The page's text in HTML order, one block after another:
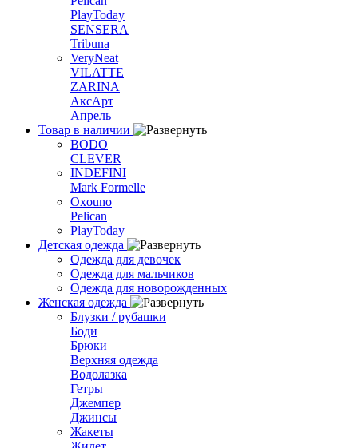
PlayToday
SENSERA
Tribuna
VeryNeat
VILATTE
ZARINA
АксАрт
Апрель
Товар в наличии
BODO
CLEVER
INDEFINI
Mark Formelle
Oxouno
Pelican
PlayToday
Детская одежда
Одежда для девочек
Одежда для мальчиков
Одежда для новорожденных
Женская одежда
Блузки / рубашки
Боди
Брюки
Верхняя одежда
Водолазка
Гетры
Джемпер
Джинсы
Жакеты